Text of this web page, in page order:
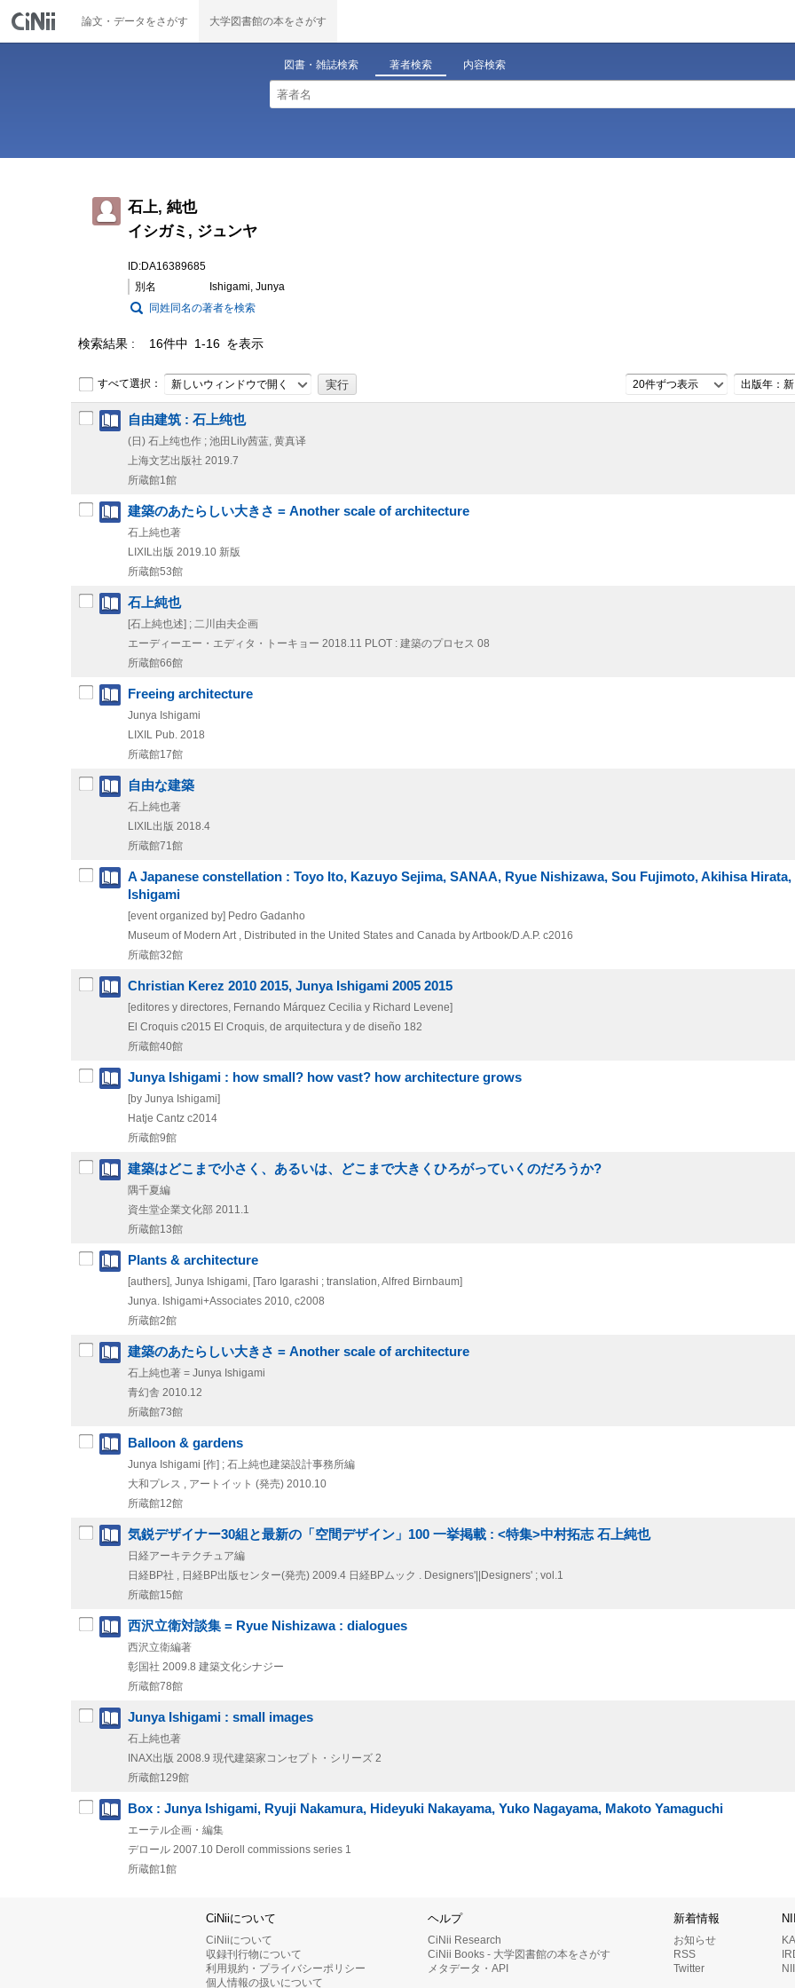
論文・データをさがす 大学図書館の本をさがす
図書・雑誌検索 著者検索 内容検索
石上, 純也
イシガミ, ジュンヤ
ID:DA16389685
別名
Ishigami, Junya
同姓同名の著者を検索
検索結果 16件中 1-16 を表示
すべて選択： 新しいウィンドウで開く 20件ずつ表示 出版年：
自由建筑 : 石上纯也
(日) 石上纯也作 ; 池田Lily茜蓝, 黄真译
上海文艺出版社 2019.7
所蔵館1館
建築のあたらしい大きさ = Another scale of architecture
石上純也著
LIXIL出版 2019.10 新版
所蔵館53館
石上純也
[石上純也述] ; 二川由夫企画
エーディーエー・エディタ・トーキョー 2018.11 PLOT : 建築のプロセス 08
所蔵館66館
Freeing architecture
Junya Ishigami
LIXIL Pub. 2018
所蔵館17館
自由な建築
石上純也著
LIXIL出版 2018.4
所蔵館71館
A Japanese constellation : Toyo Ito, Kazuyo Sejima, SANAA, Ryue Nishizawa, Sou Fujimoto, Akihisa Hirata,
Ishigami
[event organized by] Pedro Gadanho
Museum of Modern Art , Distributed in the United States and Canada by Artbook/D.A.P. c2016
所蔵館32館
Christian Kerez 2010 2015, Junya Ishigami 2005 2015
[editores y directores, Fernando Márquez Cecilia y Richard Levene]
El Croquis c2015 El Croquis, de arquitectura y de diseño 182
所蔵館40館
Junya Ishigami : how small? how vast? how architecture grows
[by Junya Ishigami]
Hatje Cantz c2014
所蔵館9館
建築はどこまで小さく、あるいは、どこまで大きくひろがっていくのだろうか?
隅千夏編
資生堂企業文化部 2011.1
所蔵館13館
Plants & architecture
[authers], Junya Ishigami, [Taro Igarashi ; translation, Alfred Birnbaum]
Junya. Ishigami+Associates 2010, c2008
所蔵館2館
建築のあたらしい大きさ = Another scale of architecture
石上純也著 = Junya Ishigami
青幻舎 2010.12
所蔵館73館
Balloon & gardens
Junya Ishigami [作] ; 石上純也建築設計事務所編
大和プレス , アートイット (発売) 2010.10
所蔵館12館
気鋭デザイナー30組と最新の「空間デザイン」100 一挙掲載 : <特集>中村拓志 石上純也
日経アーキテクチュア編
日経BP社 , 日経BP出版センター(発売) 2009.4 日経BPムック . Designers'||Designers' ; vol.1
所蔵館15館
西沢立衛対談集 = Ryue Nishizawa : dialogues
西沢立衛編著
彰国社 2009.8 建築文化シナジー
所蔵館78館
Junya Ishigami : small images
石上純也著
INAX出版 2008.9 現代建築家コンセプト・シリーズ 2
所蔵館129館
Box : Junya Ishigami, Ryuji Nakamura, Hideyuki Nakayama, Yuko Nagayama, Makoto Yamaguchi
エーテル企画・編集
デロール 2007.10 Deroll commissions series 1
所蔵館1館
CiNiiについて
CiNiiについて
収録刊行物について
利用規約・プライバシーポリシー
個人情報の扱いについて
ヘルプ
CiNii Research
CiNii Books - 大学図書館の本をさがす
メタデータ・API
新着情報
お知らせ
RSS
Twitter